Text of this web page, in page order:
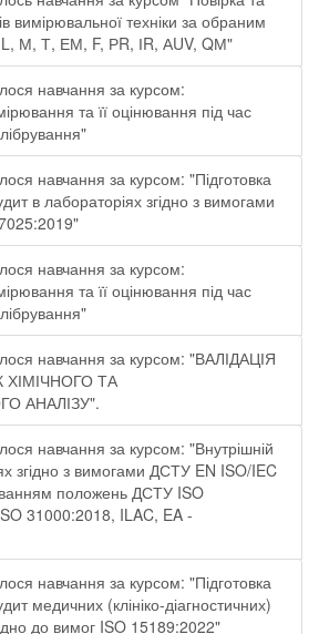
вимірювальної техніки за обраним
М, Т, ЕМ, F, РR, ІR, АUV, QМ"
навчання за курсом:
та її оцінювання під час
навчання за курсом: "Підготовка
в лабораторіях згідно з вимогами
навчання за курсом:
та її оцінювання під час
навчання за курсом: "ВАЛІДАЦІЯ
ТА
АНАЛІЗУ".
навчання за курсом: "Внутрішній
згідно з вимогами ДСТУ EN ISO/IEC
положень ДСТУ ISO
31000:2018, ILAC, EA -
навчання за курсом: "Підготовка
медичних (клініко-діагностичних)
до вимог ISO 15189:2022"